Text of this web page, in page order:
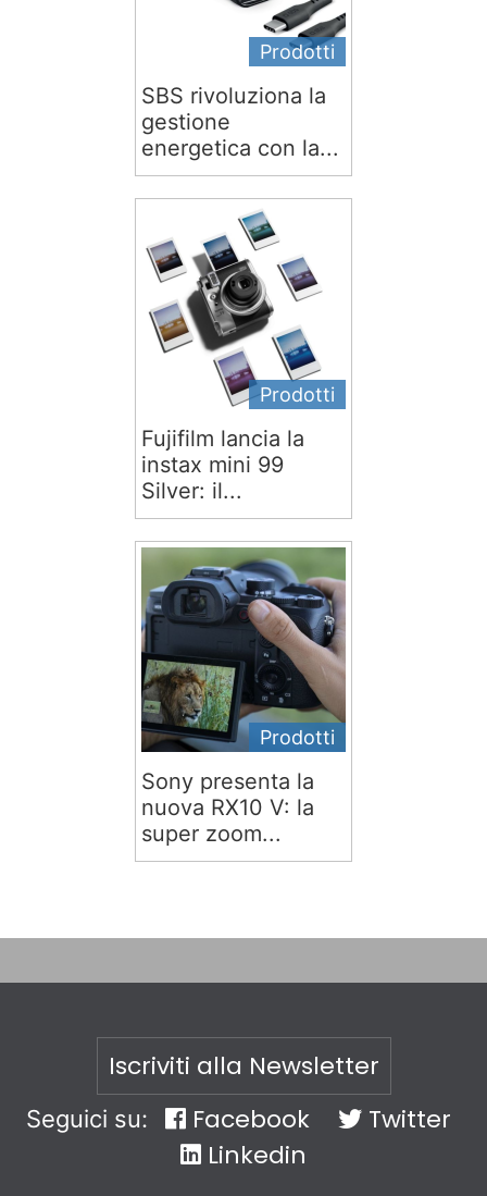
Prodotti
SBS rivoluziona la
gestione
energetica con la...
Prodotti
Fujifilm lancia la
instax mini 99
Silver: il...
Prodotti
Sony presenta la
nuova RX10 V: la
super zoom...
Iscriviti alla Newsletter
Seguici su: Facebook
Twitter
Linkedin